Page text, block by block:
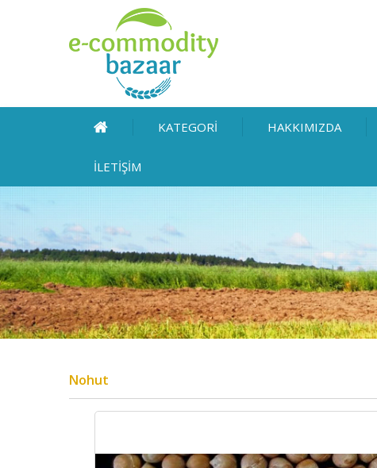
KATEGORİ HAKKIMIZDA
İLETİŞİM
Nohut